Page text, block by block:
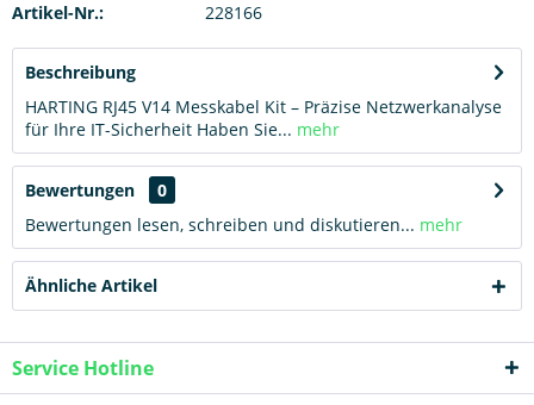
Artikel-Nr.: 228166
Beschreibung
HARTING RJ45 V14 Messkabel Kit – Präzise Netzwerkanalyse
für Ihre IT-Sicherheit Haben Sie... mehr
Bewertungen
0
Bewertungen lesen, schreiben und diskutieren... mehr
Ähnliche Artikel
Service Hotline